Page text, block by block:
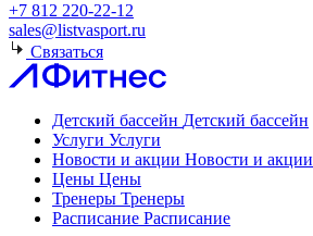
+7 812 220-22-12
sales@listvasport.ru
Связаться
Детский бассейн Детский бассейн
Услуги Услуги
Новости и акции Новости и акции
Цены Цены
Тренеры Тренеры
Расписание Расписание